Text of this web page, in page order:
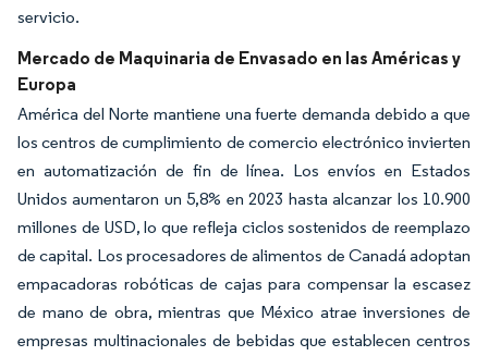
servicio.
Mercado de Maquinaria de Envasado en las Américas y
Europa
América del Norte mantiene una fuerte demanda debido a que
los centros de cumplimiento de comercio electrónico invierten
en automatización de fin de línea. Los envíos en Estados
Unidos aumentaron un 5,8% en 2023 hasta alcanzar los 10.900
millones de USD, lo que refleja ciclos sostenidos de reemplazo
de capital. Los procesadores de alimentos de Canadá adoptan
empacadoras robóticas de cajas para compensar la escasez
de mano de obra, mientras que México atrae inversiones de
empresas multinacionales de bebidas que establecen centros